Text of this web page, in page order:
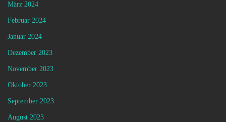
März 2024
Februar 2024
Januar 2024
Dezember 2023
November 2023
Oktober 2023
September 2023
August 2023